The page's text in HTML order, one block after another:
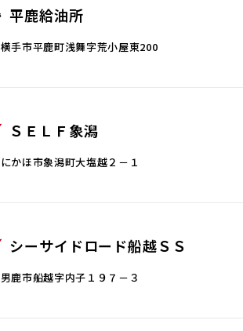
平鹿給油所
横手市平鹿町浅舞字荒小屋東200
ＳＥＬＦ象潟
にかほ市象潟町大塩越２－１
シーサイドロード船越ＳＳ
男鹿市船越字内子１９７－３